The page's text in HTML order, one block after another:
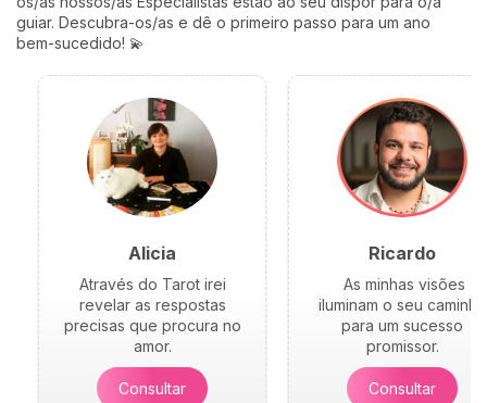
guiar. Descubra-os/as e dê o primeiro passo para um ano
bem-sucedido! 💫
Alicia
Através do Tarot irei
revelar as respostas
precisas que procura no
amor.
Consultar
Ricardo
As minhas visões
iluminam o seu caminho
para um sucesso
promissor.
Consultar